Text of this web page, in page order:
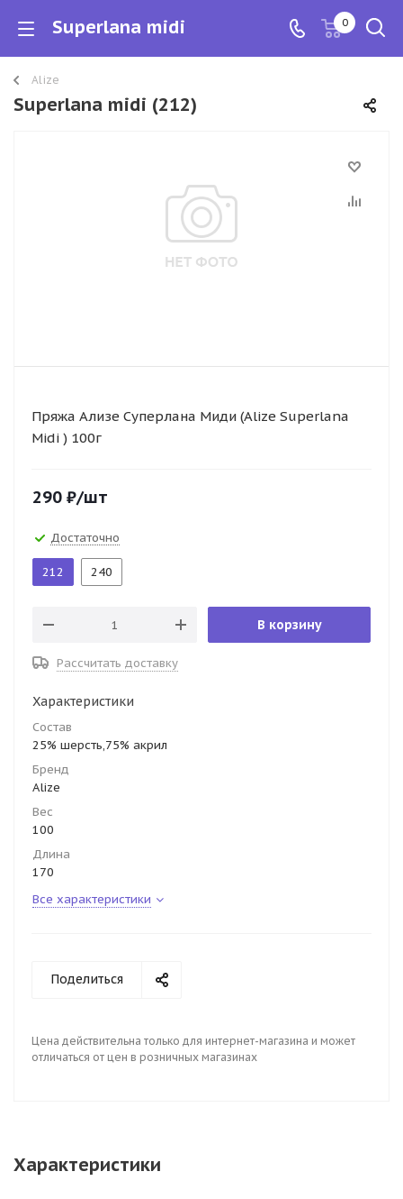
Superlana midi 0
Alize
Superlana midi (212)
Пряжа Ализе Суперлана Миди (Alize Superlana
Midi ) 100г
290 ₽/шт
Достаточно
212 240
В корзину
Рассчитать доставку
Характеристики
Состав
25% шерсть,75% акрил
Бренд
Alize
Вес
100
Длина
170
Все характеристики
Поделиться
Цена действительна только для интернет-магазина и может
отличаться от цен в розничных магазинах
Характеристики